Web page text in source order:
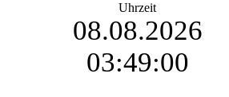
Uhrzeit
08.08.2026
03:49:01